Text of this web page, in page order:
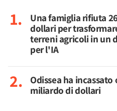
Una famiglia rifiuta
dollari per
terreni agricoli in un
per l'IA
Odissea ha
miliardo di dollari